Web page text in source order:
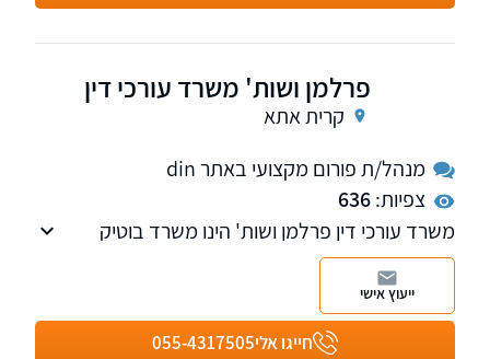
פרלמן ושות' משרד עורכי דין
קרית אתא
מנהל/ת פורום מקצועי באתר din
צפיות:636
משרד עורכי דין פרלמן ושות' הינו משרד בוטיק
מוביל, העוסק במגוון רחב של תחומי המשפט
האזרחי-מסחרי, ומעניק שירותים משפטיים
מקצועיים, יצירתיים ומותאמים אישית לחברות,
עמותות ולקוחות פרטיים. המשרד חרט על דגלו
חייגו אלי055-4317505
ייעוץ אישי